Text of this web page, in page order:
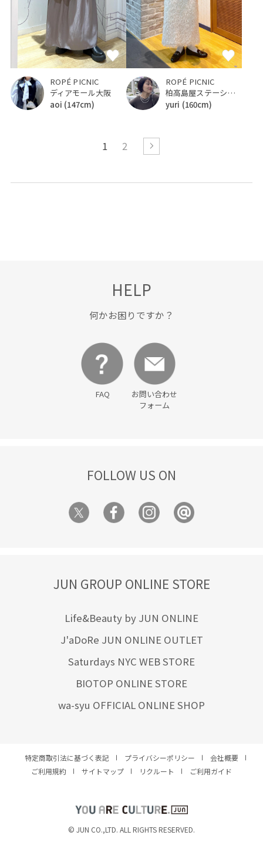
ROPÉ PICNIC
ディアモール大阪
aoi (147cm)
ROPÉ PICNIC
柏高島屋ステーションモール
yuri (160cm)
1 2
HELP
何かお困りですか？
FAQ
お問い合わせ
フォーム
FOLLOW US ON
JUN GROUP ONLINE STORE
Life&Beauty by JUN ONLINE
J'aDoRe JUN ONLINE OUTLET
Saturdays NYC WEB STORE
BIOTOP ONLINE STORE
wa-syu OFFICIAL ONLINE SHOP
特定商取引法に基づく表記 プライバシーポリシー
会社概要
ご利用規約
サイトマップ リクルート ご利用ガイド
© JUN CO.,LTD. ALL RIGHTS RESERVED.